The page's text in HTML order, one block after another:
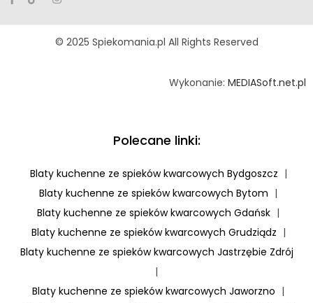
© 2025 Spiekomania.pl All Rights Reserved
Wykonanie: MEDIASoft.net.pl
Polecane linki:
Blaty kuchenne ze spieków kwarcowych Bydgoszcz |
Blaty kuchenne ze spieków kwarcowych Bytom |
Blaty kuchenne ze spieków kwarcowych Gdańsk |
Blaty kuchenne ze spieków kwarcowych Grudziądz |
Blaty kuchenne ze spieków kwarcowych Jastrzębie Zdrój
|
Blaty kuchenne ze spieków kwarcowych Jaworzno |